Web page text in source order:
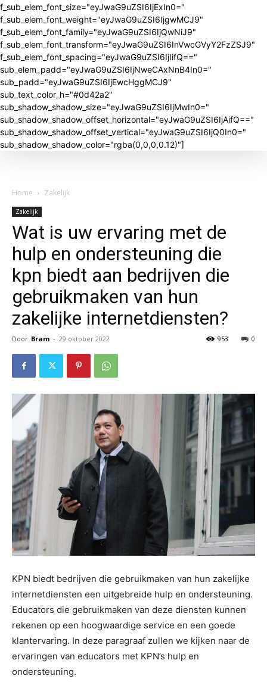
f_sub_elem_font_size="eyJwaG9uZSI6IjExIn0="
f_sub_elem_font_weight="eyJwaG9uZSI6IjgwMCJ9"
f_sub_elem_font_family="eyJwaG9uZSI6IjQwNiJ9"
f_sub_elem_font_transform="eyJwaG9uZSI6InVwcGVyY2FzZSJ9"
f_sub_elem_font_spacing="eyJwaG9uZSI6IjIifQ=="
sub_elem_padd="eyJwaG9uZSI6IjNweCAxNnB4In0="
sub_padd="eyJwaG9uZSI6IjEwcHggMCJ9"
sub_text_color_h="#0d42a2"
sub_shadow_shadow_size="eyJwaG9uZSI6IjMwIn0="
sub_shadow_shadow_offset_horizontal="eyJwaG9uZSI6IjAifQ=="
sub_shadow_shadow_offset_vertical="eyJwaG9uZSI6IjQ0In0="
sub_shadow_shadow_color="rgba(0,0,0,0.12)"]
Home Zakelijk
Zakelijk
Wat is uw ervaring met de
hulp en ondersteuning die
kpn biedt aan bedrijven die
gebruikmaken van hun
zakelijke internetdiensten?
Door Bram - 29 oktober 2022 0
953
KPN biedt bedrijven die gebruikmaken van hun zakelijke
internetdiensten een uitgebreide hulp en ondersteuning.
Educators die gebruikmaken van deze diensten kunnen
rekenen op een hoogwaardige service en een goede
klantervaring. In deze paragraaf zullen we kijken naar de
ervaringen van educators met KPN’s hulp en
ondersteuning.